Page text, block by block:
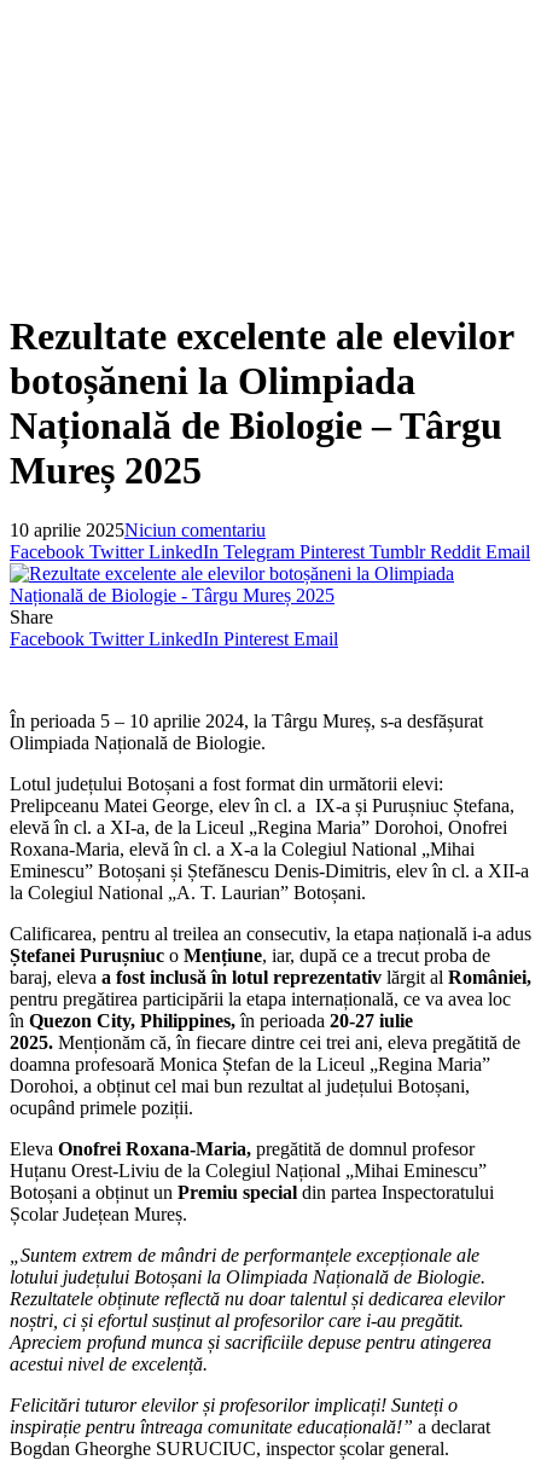
Rezultate excelente ale elevilor
botoșăneni la Olimpiada
Națională de Biologie – Târgu
Mureș 2025
10 aprilie 2025Niciun comentariu
Facebook Twitter LinkedIn Telegram Pinterest Tumblr Reddit Email
Share
Facebook Twitter LinkedIn Pinterest Email
În perioada 5 – 10 aprilie 2024, la Târgu Mureș, s-a desfășurat
Olimpiada Națională de Biologie.
Lotul județului Botoșani a fost format din următorii elevi:
Prelipceanu Matei George, elev în cl. a IX-a și Purușniuc Ștefana,
elevă în cl. a XI-a, de la Liceul „Regina Maria” Dorohoi, Onofrei
Roxana-Maria, elevă în cl. a X-a la Colegiul National „Mihai
Eminescu” Botoșani și Ștefănescu Denis-Dimitris, elev în cl. a XII-a
la Colegiul National „A. T. Laurian” Botoșani.
Calificarea, pentru al treilea an consecutiv, la etapa națională i-a adus
Ștefanei Purușniuc o Mențiune, iar, după ce a trecut proba de
baraj, eleva a fost inclusă în lotul reprezentativ lărgit al României,
pentru pregătirea participării la etapa internațională, ce va avea loc
în Quezon City, Philippines,în perioada 20-27 iulie
2025. Menționăm că, în fiecare dintre cei trei ani, eleva pregătită de
doamna profesoară Monica Ștefan de la Liceul „Regina Maria”
Dorohoi, a obținut cel mai bun rezultat al județului Botoșani,
ocupând primele poziții.
Eleva Onofrei Roxana-Maria, pregătită de domnul profesor
Huțanu Orest-Liviu de la Colegiul Național „Mihai Eminescu”
Botoșani a obținut un Premiu special din partea Inspectoratului
Școlar Județean Mureș.
„Suntem extrem de mândri de performanțele excepționale ale
lotului județului Botoșani la Olimpiada Națională de Biologie.
Rezultatele obținute reflectă nu doar talentul și dedicarea elevilor
noștri, ci și efortul susținut al profesorilor care i-au pregătit.
Apreciem profund munca și sacrificiile depuse pentru atingerea
acestui nivel de excelență.
Felicitări tuturor elevilor și profesorilor implicați! Sunteți o
inspirație pentru întreaga comunitate educațională!” a declarat
Bogdan Gheorghe SURUCIUC, inspector școlar general.